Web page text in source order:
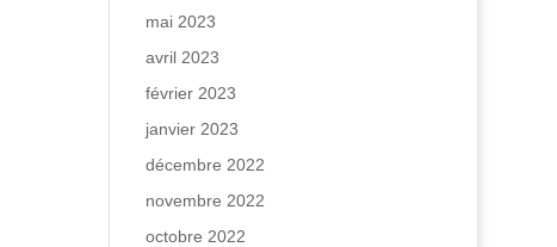
mai 2023
avril 2023
février 2023
janvier 2023
décembre 2022
novembre 2022
octobre 2022